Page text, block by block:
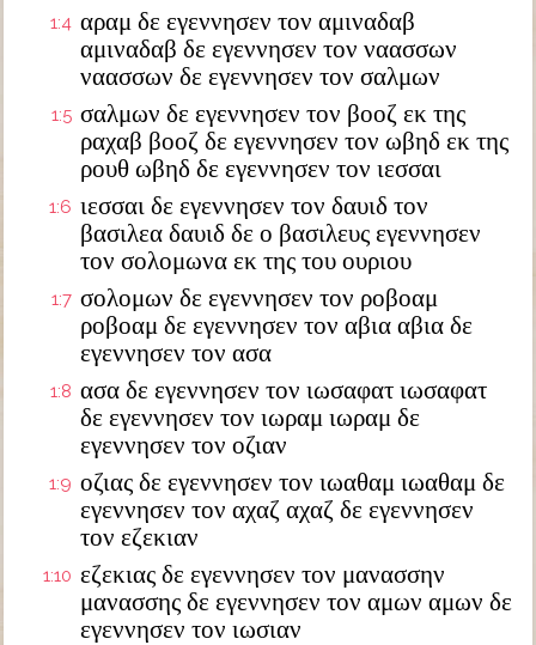
1:4 αραμ δε εγεννησεν τον αμιναδαβ
αμιναδαβ δε εγεννησεν τον ναασσων
ναασσων δε εγεννησεν τον σαλμων
1:5 σαλμων δε εγεννησεν τον βοοζ εκ της
ραχαβ βοοζ δε εγεννησεν τον ωβηδ εκ της
ρουθ ωβηδ δε εγεννησεν τον ιεσσαι
1:6 ιεσσαι δε εγεννησεν τον δαυιδ τον
βασιλεα δαυιδ δε ο βασιλευς εγεννησεν
τον σολομωνα εκ της του ουριου
1:7 σολομων δε εγεννησεν τον ροβοαμ
ροβοαμ δε εγεννησεν τον αβια αβια δε
εγεννησεν τον ασα
1:8 ασα δε εγεννησεν τον ιωσαφατ ιωσαφατ
δε εγεννησεν τον ιωραμ ιωραμ δε
εγεννησεν τον οζιαν
1:9 οζιας δε εγεννησεν τον ιωαθαμ ιωαθαμ δε
εγεννησεν τον αχαζ αχαζ δε εγεννησεν
τον εζεκιαν
1:10 εζεκιας δε εγεννησεν τον μανασσην
μανασσης δε εγεννησεν τον αμων αμων δε
εγεννησεν τον ιωσιαν